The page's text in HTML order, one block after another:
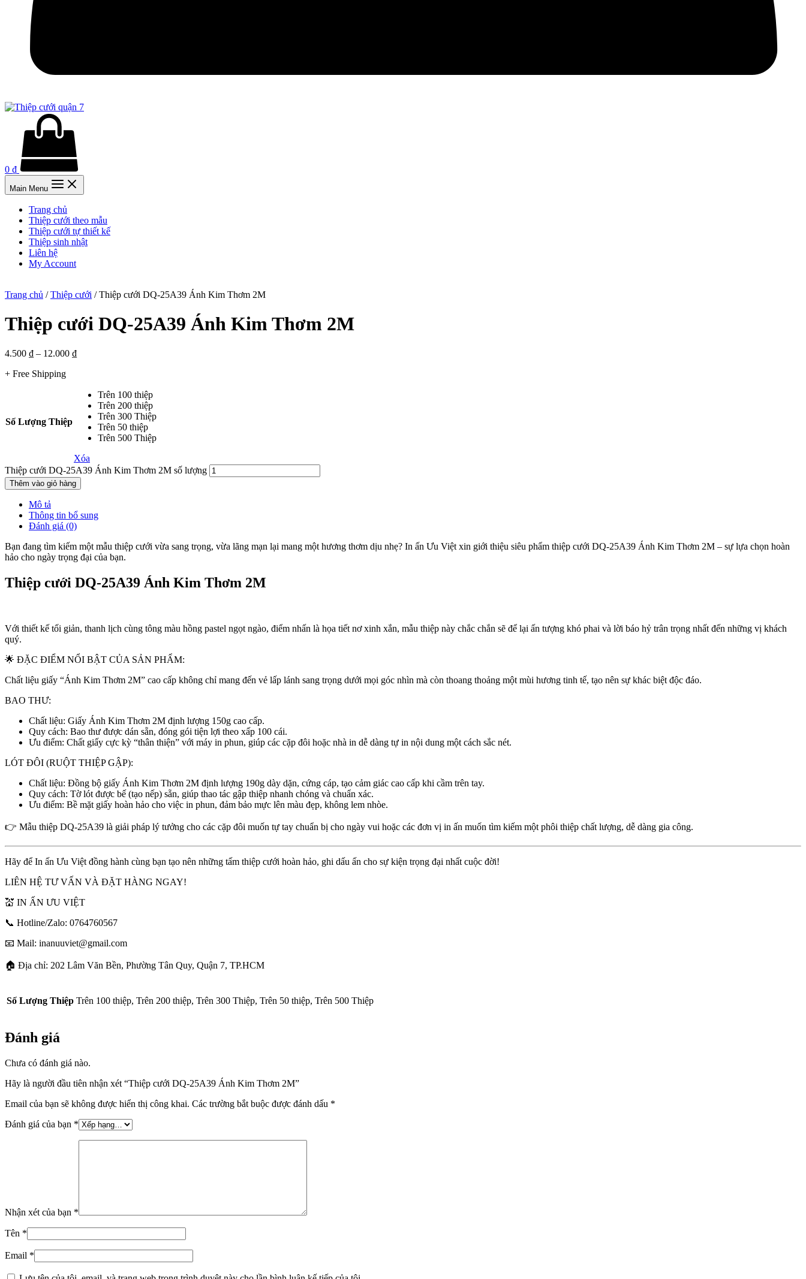
0 ₫
Main Menu
Trang chủ
Thiệp cưới theo mẫu
Thiệp cưới tự thiết kế
Thiệp sinh nhật
Liên hệ
My Account
Trang chủ /Thiệp cưới / Thiệp cưới DQ-25A39 Ánh Kim Thơm 2M
Thiệp cưới DQ-25A39 Ánh Kim Thơm 2M
4.500 ₫ – 12.000 ₫
+ Free Shipping
Số Lượng Thiệp
Trên 100 thiệp
Trên 200 thiệp
Trên 300 Thiệp
Trên 50 thiệp
Trên 500 Thiệp
Xóa
Thiệp cưới DQ-25A39 Ánh Kim Thơm 2M số lượng
Thêm vào giỏ hàng
Mô tả
Thông tin bổ sung
Đánh giá (0)
Bạn đang tìm kiếm một mẫu thiệp cưới vừa sang trọng, vừa lãng mạn lại mang một hương thơm dịu nhẹ? In ấn Ưu Việt xin giới thiệu siêu phẩm thiệp cưới DQ-25A39 Ánh Kim Thơm 2M – sự lựa chọn hoàn
hảo cho ngày trọng đại của bạn.
Thiệp cưới DQ-25A39 Ánh Kim Thơm 2M
Với thiết kế tối giản, thanh lịch cùng tông màu hồng pastel ngọt ngào, điểm nhấn là họa tiết nơ xinh xắn, mẫu thiệp này chắc chắn sẽ để lại ấn tượng khó phai và lời báo hỷ trân trọng nhất đến những vị khách
quý.
🌟 ĐẶC ĐIỂM NỔI BẬT CỦA SẢN PHẨM:
Chất liệu giấy “Ánh Kim Thơm 2M” cao cấp không chỉ mang đến vẻ lấp lánh sang trọng dưới mọi góc nhìn mà còn thoang thoảng một mùi hương tinh tế, tạo nên sự khác biệt độc đáo.
BAO THƯ:
Chất liệu: Giấy Ánh Kim Thơm 2M định lượng 150g cao cấp.
Quy cách: Bao thư được dán sẵn, đóng gói tiện lợi theo xấp 100 cái.
Ưu điểm: Chất giấy cực kỳ “thân thiện” với máy in phun, giúp các cặp đôi hoặc nhà in dễ dàng tự in nội dung một cách sắc nét.
LÓT ĐÔI (RUỘT THIỆP GẬP):
Chất liệu: Đồng bộ giấy Ánh Kim Thơm 2M định lượng 190g dày dặn, cứng cáp, tạo cảm giác cao cấp khi cầm trên tay.
Quy cách: Tờ lót được bế (tạo nếp) sẵn, giúp thao tác gập thiệp nhanh chóng và chuẩn xác.
Ưu điểm: Bề mặt giấy hoàn hảo cho việc in phun, đảm bảo mực lên màu đẹp, không lem nhòe.
👉 Mẫu thiệp DQ-25A39 là giải pháp lý tưởng cho các cặp đôi muốn tự tay chuẩn bị cho ngày vui hoặc các đơn vị in ấn muốn tìm kiếm một phôi thiệp chất lượng, dễ dàng gia công.
Hãy để In ấn Ưu Việt đồng hành cùng bạn tạo nên những tấm thiệp cưới hoàn hảo, ghi dấu ấn cho sự kiện trọng đại nhất cuộc đời!
LIÊN HỆ TƯ VẤN VÀ ĐẶT HÀNG NGAY!
💒 IN ẤN ƯU VIỆT
📞 Hotline/Zalo: 0764760567
📧 Mail: inanuuviet@gmail.com
🏠 Địa chỉ: 202 Lâm Văn Bền, Phường Tân Quy, Quận 7, TP.HCM
Số Lượng Thiệp Trên 100 thiệp, Trên 200 thiệp, Trên 300 Thiệp, Trên 50 thiệp, Trên 500 Thiệp
Đánh giá
Chưa có đánh giá nào.
Hãy là người đầu tiên nhận xét “Thiệp cưới DQ-25A39 Ánh Kim Thơm 2M”
Email của bạn sẽ không được hiển thị công khai. Các trường bắt buộc được đánh dấu *
Đánh giá của bạn *
Nhận xét của bạn *
Tên *
Email *